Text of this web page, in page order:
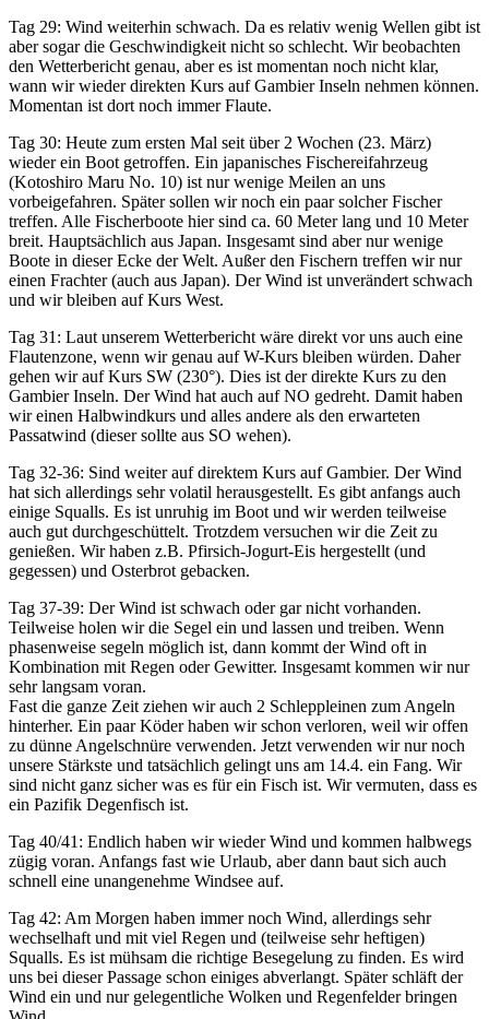
Tag 29: Wind weiterhin schwach. Da es relativ wenig Wellen gibt ist
aber sogar die Geschwindigkeit nicht so schlecht. Wir beobachten
den Wetterbericht genau, aber es ist momentan noch nicht klar,
wann wir wieder direkten Kurs auf Gambier Inseln nehmen können.
Momentan ist dort noch immer Flaute.
Tag 30: Heute zum ersten Mal seit über 2 Wochen (23. März)
wieder ein Boot getroffen. Ein japanisches Fischereifahrzeug
(Kotoshiro Maru No. 10) ist nur wenige Meilen an uns
vorbeigefahren. Später sollen wir noch ein paar solcher Fischer
treffen. Alle Fischerboote hier sind ca. 60 Meter lang und 10 Meter
breit. Hauptsächlich aus Japan. Insgesamt sind aber nur wenige
Boote in dieser Ecke der Welt. Außer den Fischern treffen wir nur
einen Frachter (auch aus Japan). Der Wind ist unverändert schwach
und wir bleiben auf Kurs West.
Tag 31: Laut unserem Wetterbericht wäre direkt vor uns auch eine
Flautenzone, wenn wir genau auf W-Kurs bleiben würden. Daher
gehen wir auf Kurs SW (230°). Dies ist der direkte Kurs zu den
Gambier Inseln. Der Wind hat auch auf NO gedreht. Damit haben
wir einen Halbwindkurs und alles andere als den erwarteten
Passatwind (dieser sollte aus SO wehen).
Tag 32-36: Sind weiter auf direktem Kurs auf Gambier. Der Wind
hat sich allerdings sehr volatil herausgestellt. Es gibt anfangs auch
einige Squalls. Es ist unruhig im Boot und wir werden teilweise
auch gut durchgeschüttelt. Trotzdem versuchen wir die Zeit zu
genießen. Wir haben z.B. Pfirsich-Jogurt-Eis hergestellt (und
gegessen) und Osterbrot gebacken.
Tag 37-39: Der Wind ist schwach oder gar nicht vorhanden.
Teilweise holen wir die Segel ein und lassen und treiben. Wenn
phasenweise segeln möglich ist, dann kommt der Wind oft in
Kombination mit Regen oder Gewitter. Insgesamt kommen wir nur
sehr langsam voran.
Fast die ganze Zeit ziehen wir auch 2 Schleppleinen zum Angeln
hinterher. Ein paar Köder haben wir schon verloren, weil wir offen
zu dünne Angelschnüre verwenden. Jetzt verwenden wir nur noch
unsere Stärkste und tatsächlich gelingt uns am 14.4. ein Fang. Wir
sind nicht ganz sicher was es für ein Fisch ist. Wir vermuten, dass es
ein Pazifik Degenfisch ist.
Tag 40/41: Endlich haben wir wieder Wind und kommen halbwegs
zügig voran. Anfangs fast wie Urlaub, aber dann baut sich auch
schnell eine unangenehme Windsee auf.
Tag 42: Am Morgen haben immer noch Wind, allerdings sehr
wechselhaft und mit viel Regen und (teilweise sehr heftigen)
Squalls. Es ist mühsam die richtige Besegelung zu finden. Es wird
uns bei dieser Passage schon einiges abverlangt. Später schläft der
Wind ein und nur gelegentliche Wolken und Regenfelder bringen